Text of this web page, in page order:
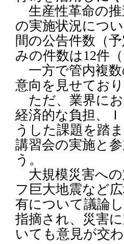
生産性革命の推
の実施状況につ
間の公告件数（
みの件数は12件
一方で管内複数
意向を見せてお
ただ、業界にお
経済的な負担、
うした課題を踏
講習会の実施と
う。
大規模災害への
フ巨大地震など
有について議論
指摘され、災害
いても意見が交